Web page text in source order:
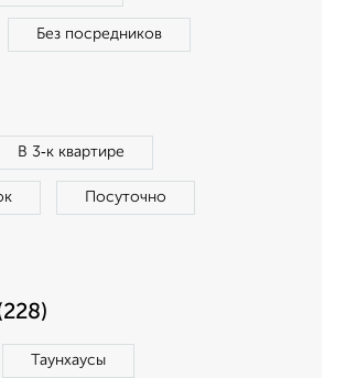
Без посредников
В 3‑к квартире
Посуточно
Таунхаусы